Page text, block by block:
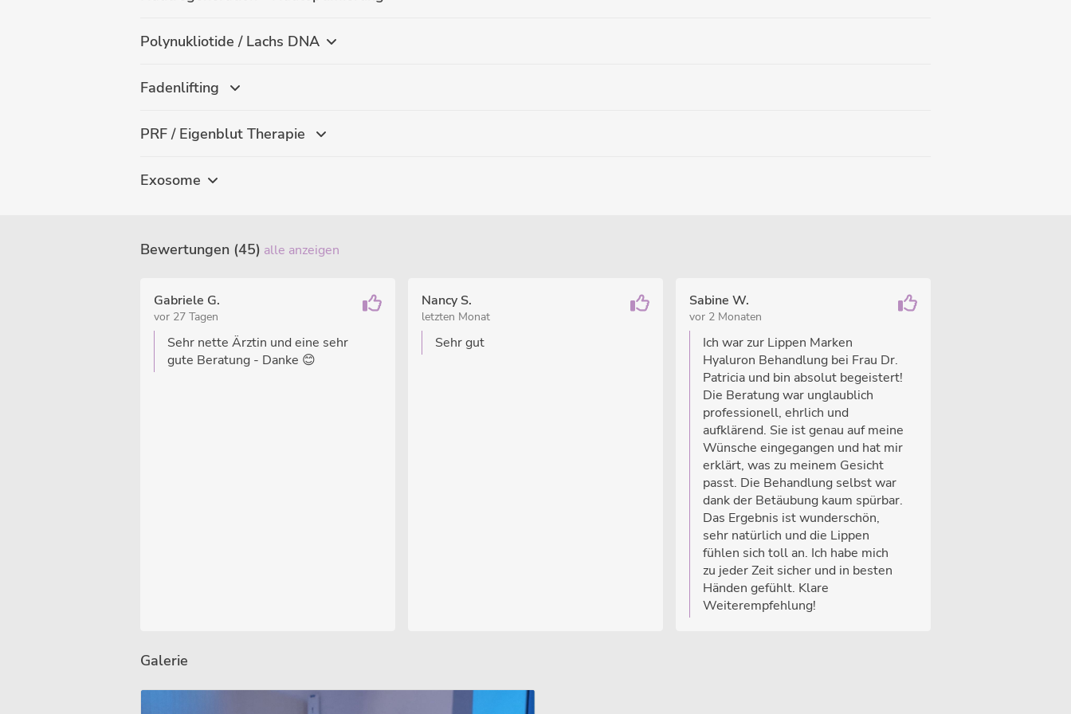
Polynukliotide / Lachs DNA
Fadenlifting
PRF / Eigenblut Therapie
Exosome
Bewertungen (45) alle anzeigen
Gabriele G.
vor 27 Tagen
Sehr nette Ärztin und eine sehr
gute Beratung - Danke 😊
Nancy S.
letzten Monat
Sehr gut
Sabine W.
vor 2 Monaten
Ich war zur Lippen Marken
Hyaluron Behandlung bei Frau Dr.
Patricia und bin absolut begeistert!
Die Beratung war unglaublich
professionell, ehrlich und
aufklärend. Sie ist genau auf meine
Wünsche eingegangen und hat mir
erklärt, was zu meinem Gesicht
passt. Die Behandlung selbst war
dank der Betäubung kaum spürbar.
Das Ergebnis ist wunderschön,
sehr natürlich und die Lippen
fühlen sich toll an. Ich habe mich
zu jeder Zeit sicher und in besten
Händen gefühlt. Klare
Weiterempfehlung!
Galerie